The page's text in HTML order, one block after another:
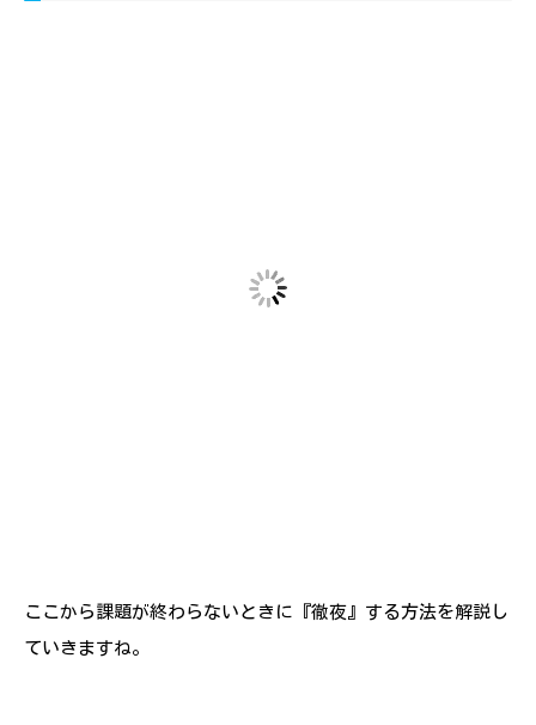
ここから課題が終わらないときに『徹夜』する方法を解説し
ていきますね。